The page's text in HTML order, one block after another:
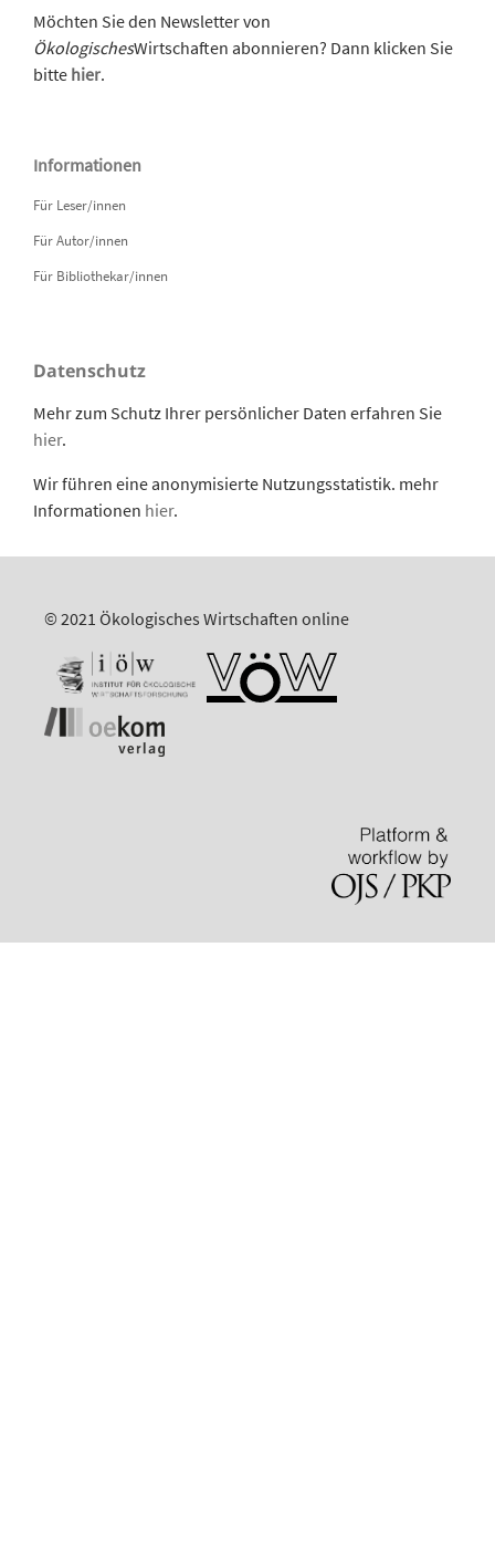
Möchten Sie den Newsletter von
ÖkologischesWirtschaften abonnieren? Dann klicken Sie
bitte hier.
Informationen
Für Leser/innen
Für Autor/innen
Für Bibliothekar/innen
Datenschutz
Mehr zum Schutz Ihrer persönlicher Daten erfahren Sie
hier.
Wir führen eine anonymisierte Nutzungsstatistik. mehr
Informationen hier.
© 2021 Ökologisches Wirtschaften online